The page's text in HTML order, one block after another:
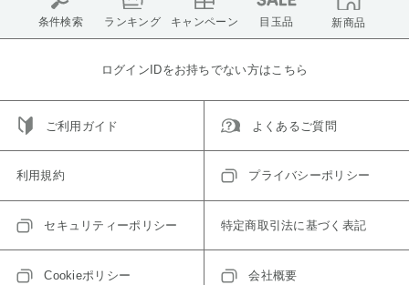
条件検索 ランキング キャンペーン 目玉品 新商品
ログインIDをお持ちでない方はこちら
ご利用ガイド よくあるご質問
利用規約 プライバシーポリシー
セキュリティーポリシー 特定商取引法に基づく表記
Cookieポリシー 会社概要